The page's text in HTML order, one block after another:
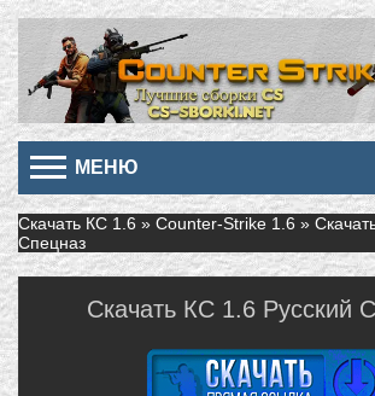
МЕНЮ
Скачать КС 1.6 » Counter-Strike 1.6 »
Спецназ
Скачать КС 1.6 Русский